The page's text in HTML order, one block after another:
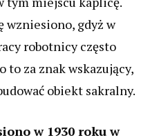
wzniesiono, gdyż w
robotnicy często
to za znak wskazujący,
obiekt sakralny.
w 1930 roku w